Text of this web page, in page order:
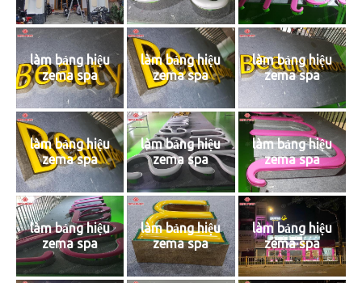
làm bảng hiệu
zema spa
làm bảng hiệu
zema spa
làm bảng hiệu
zema spa
làm bảng hiệu
zema spa
làm bảng hiệu
zema spa
làm bảng hiệu
zema spa
làm bảng hiệu
zema spa
làm bảng hiệu
zema spa
làm bảng hiệu
zema spa